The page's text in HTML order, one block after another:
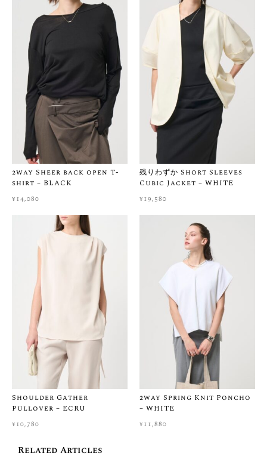
フロントには二段階のボタンをつけています
ベルト裏は別布を使用し
着用することで別布が見えアクセントに
生地は軽やかな動きが特徴で
お洗濯も可能です
[ DETAIL ]
‐後ろベルトにゴムあり
‐ウエスト２段階調整可能
‐ポケットは右脇に1つ、フロント左に1つ
ヒップに2つの合計4つ
‐フロント左とヒップ右のポケットは、ボタン付き
［ MATERIAL ］
‐ ハリ・程良い光沢感のある生地
［ OTHER ］
– 洗濯：洗濯機洗い可
– 伸縮性：あり
［ 送料・お届けについて ］
本州・四国・九州：¥500 / 北海道・沖縄：¥800
※ ¥30,000以上のご購入で送料無料
ご注文から1〜2営業日以内に発送いたします（土日祝・イベン
ト期間を除く）
［ サイズ・生地感に悩まれたら ］
ネットでのお買い物は「サイズが合うか不安」「実際の生地感
を知りたい」ということも多いかと思います。
ご購入前のサイズ選びや生地感のご相談を大切にしています。
2way Sheer back open T-
shirt – BLACK
¥14,080
残りわずか Short Sleeves
Cubic Jacket – WHITE
¥19,580
Shoulder Gather
Pullover – ECRU
¥10,780
2way Spring Knit Poncho
– WHITE
¥11,880
Related Articles